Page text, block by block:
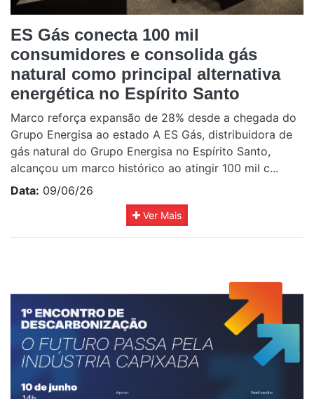
ES Gás conecta 100 mil
consumidores e consolida gás
natural como principal alternativa
energética no Espírito Santo
Marco reforça expansão de 28% desde a chegada do
Grupo Energisa ao estado A ES Gás, distribuidora de
gás natural do Grupo Energisa no Espírito Santo,
alcançou um marco histórico ao atingir 100 mil c...
Data: 09/06/26
Ver Mais